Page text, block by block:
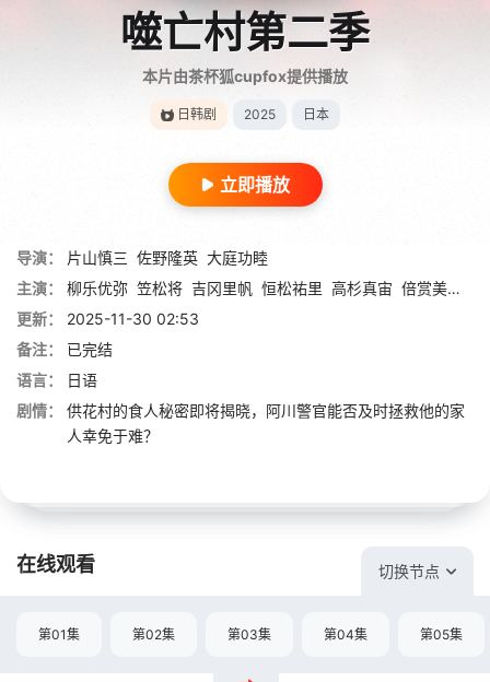
噬亡村第二季
本片由茶杯狐cupfox提供播放
日韩剧 2025 日本
立即播放
导演： 片山慎三 佐野隆英 大庭功睦
主演：
柳乐优弥 笠松将 吉冈里帆 恒松祐里 高杉真宙 倍赏美津子
更新：
2025-11-30 02:53
备注：
已完结
语言：
日语
剧情：
供花村的食人秘密即将揭晓，阿川警官能否及时拯救他的家
人幸免于难？
在线观看 切换节点
第01集 第02集 第03集 第04集 第05集